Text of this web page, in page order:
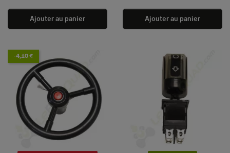
Ajouter au panier Ajouter au panier
-4,10 €